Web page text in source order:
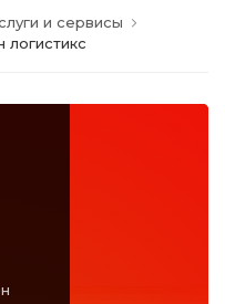
и сервисы
логистикс